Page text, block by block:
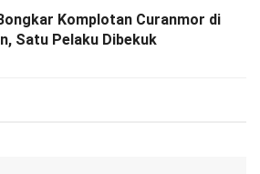
Komplotan Curanmor di
Satu Pelaku Dibekuk